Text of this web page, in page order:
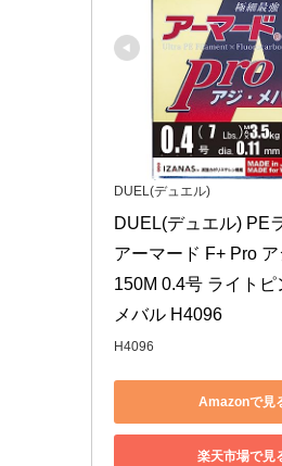
DUEL(デュエル)
DUEL(デュエル) PE
アーマード F+ Pro
150M 0.4号 ライトピ
メバル H4096
H4096
Amazonで見
楽天市場で見